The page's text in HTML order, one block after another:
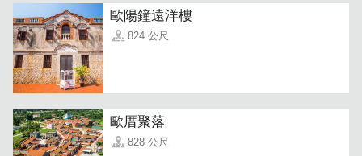
歐陽鐘遠洋樓
824 公尺
歐厝聚落
828 公尺